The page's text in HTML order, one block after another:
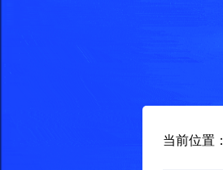
当前位置：